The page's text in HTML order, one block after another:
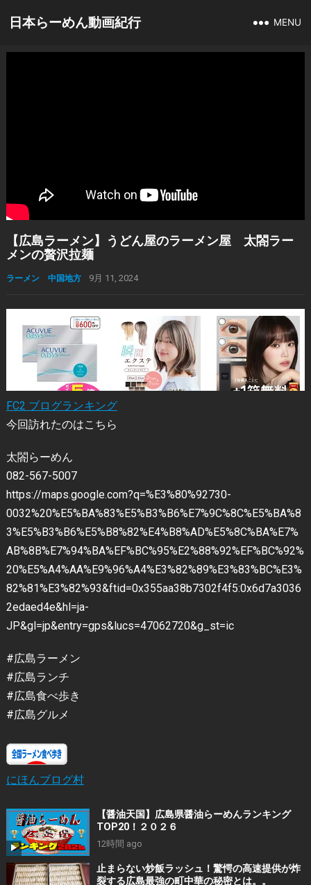
日本らーめん動画紀行 MENU
【広島ラーメン】うどん屋のラーメン屋 太閤ラー
メンの贅沢拉麺
ラーメン 中国地方 9月 11, 2024
FC2 ブログランキング
今回訪れたのはこちら
太閤らーめん
082-567-5007
https://maps.google.com?q=%E3%80%92730-
0032%20%E5%BA%83%E5%B3%B6%E7%9C%8C%E5%BA%8
3%E5%B3%B6%E5%B8%82%E4%B8%AD%E5%8C%BA%E7%
AB%8B%E7%94%BA%EF%BC%95%E2%88%92%EF%BC%92%
20%E5%A4%AA%E9%96%A4%E3%82%89%E3%83%BC%E3%
82%81%E3%82%93&ftid=0x355aa38b7302f4f5:0x6d7a3036
2edaed4e&hl=ja-
JP&gl=jp&entry=gps&lucs=47062720&g_st=ic
#広島ラーメン
#広島ランチ
#広島食べ歩き
#広島グルメ
にほんブログ村
【醤油天国】広島県醤油らーめんランキング
TOP20！２０２６
12時間 ago
止まらない炒飯ラッシュ！驚愕の高速提供が炸
裂する広島最強の町中華の秘密とは。。